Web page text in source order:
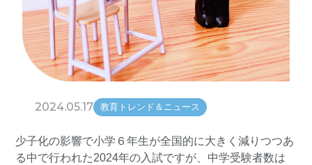
2024.05.17 教育トレンド＆ニュース
少子化の影響で小学６年生が全国的に大きく減りつつあ
る中で行われた2024年の入試ですが、中学受験者数は